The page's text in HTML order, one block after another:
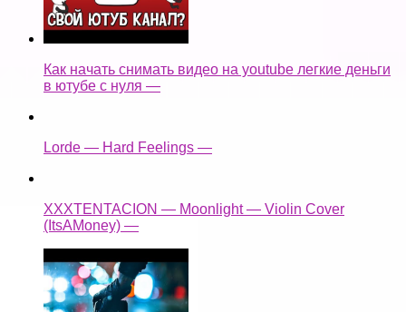
Как начать снимать видео на youtube легкие деньги
в ютубе с нуля —
Lorde — Hard Feelings —
XXXTENTACION — Moonlight — Violin Cover
(ItsAMoney) —